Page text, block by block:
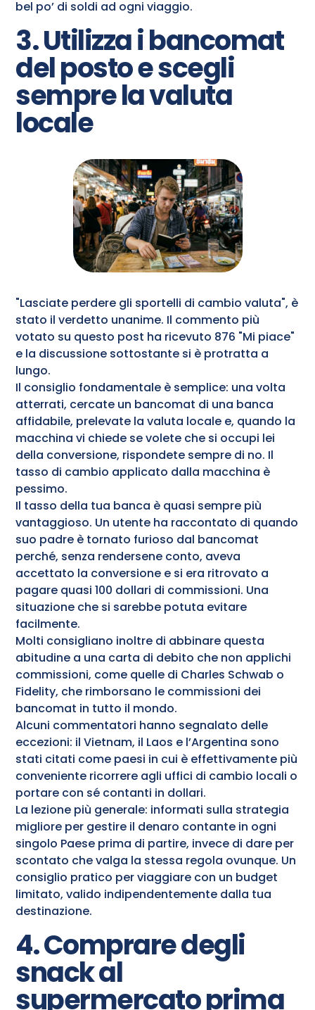
bel po’ di soldi ad ogni viaggio.
3. Utilizza i bancomat
del posto e scegli
sempre la valuta
locale
"Lasciate perdere gli sportelli di cambio valuta", è
stato il verdetto unanime. Il commento più
votato su questo post ha ricevuto 876 "Mi piace"
e la discussione sottostante si è protratta a
lungo.
Il consiglio fondamentale è semplice: una volta
atterrati, cercate un bancomat di una banca
affidabile, prelevate la valuta locale e, quando la
macchina vi chiede se volete che si occupi lei
della conversione, rispondete sempre di no. Il
tasso di cambio applicato dalla macchina è
pessimo.
Il tasso della tua banca è quasi sempre più
vantaggioso. Un utente ha raccontato di quando
suo padre è tornato furioso dal bancomat
perché, senza rendersene conto, aveva
accettato la conversione e si era ritrovato a
pagare quasi 100 dollari di commissioni. Una
situazione che si sarebbe potuta evitare
facilmente.
Molti consigliano inoltre di abbinare questa
abitudine a una carta di debito che non applichi
commissioni, come quelle di Charles Schwab o
Fidelity, che rimborsano le commissioni dei
bancomat in tutto il mondo.
Alcuni commentatori hanno segnalato delle
eccezioni: il Vietnam, il Laos e l’Argentina sono
stati citati come paesi in cui è effettivamente più
conveniente ricorrere agli uffici di cambio locali o
portare con sé contanti in dollari.
La lezione più generale: informati sulla strategia
migliore per gestire il denaro contante in ogni
singolo Paese prima di partire, invece di dare per
scontato che valga la stessa regola ovunque. Un
consiglio pratico per viaggiare con un budget
limitato, valido indipendentemente dalla tua
destinazione.
4. Comprare degli
snack al
supermercato prima